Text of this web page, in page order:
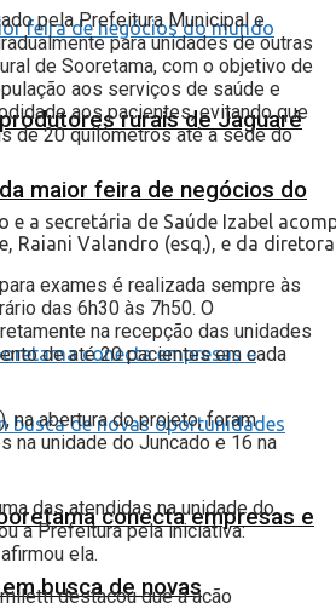
rurais de Jaguaré
maior feira de negócios do
conecta empresas e
busca de novas
pela Prefeitura Municipal e
para unidades de outras
de Sooretama, com o objetivo de
aos serviços de saúde e
aos pacientes, evitando que
de 20 quilômetros até a sede do
e a secretária de Saúde Izabel
Raiani Valandro (esq.), e da
exames é realizada sempre às
das 6h30 às 7h50. O
na recepção das unidades
de até 20 pacientes em cada
na abertura do projeto, foram
na unidade do Juncado e 16 na
das atendidas na unidade do
a Prefeitura pela iniciativa:
ela.
destacou que a ação